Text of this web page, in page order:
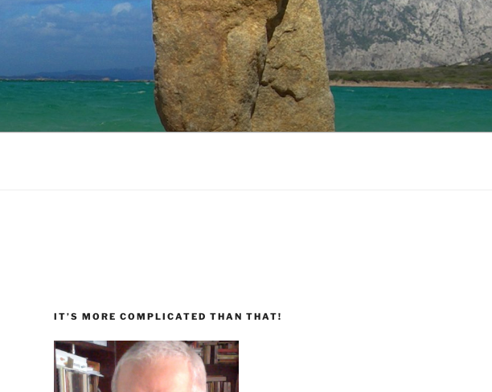
IT’S MORE COMPLICATED THAN THAT!